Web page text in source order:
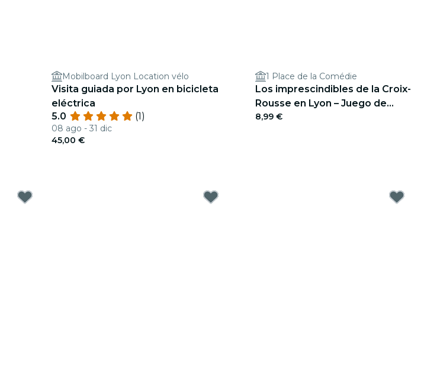
Mobilboard Lyon Location vélo
Visita guiada por Lyon en bicicleta
eléctrica
5.0
(1)
08 ago - 31 dic
45,00 €
1 Place de la Comédie
Los imprescindibles de la Croix-
Rousse en Lyon – Juego de
exploración al aire libre
8,99 €